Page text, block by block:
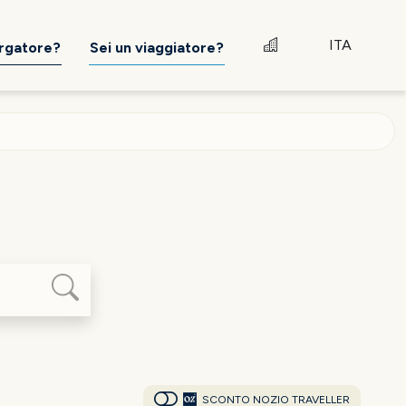
Sei un viaggiatore? ITA
SCONTO NOZIO TRAVELLER